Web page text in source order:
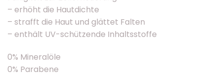
– erhöht die Hautdichte
– strafft die Haut und glättet Falten
– enthält UV-schützende Inhaltsstoffe
0% Mineralöle
0% Parabene